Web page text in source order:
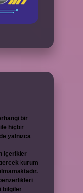
bir
hiçbir
yalnızca
içerikler
kurum
bilgiler